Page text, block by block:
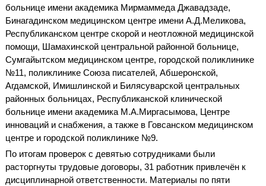
больнице имени академика Мирмаммеда Джавадзаде,
Бинагадинском медицинском центре имени А.Д.Меликова,
Республиканском центре скорой и неотложной медицинской
помощи, Шамахинской центральной районной больнице,
Сумгайытском медицинском центре, городской поликлинике
№11, поликлинике Союза писателей, Абшеронской,
Агдамской, Имишлинской и Билясуварской центральных
районных больницах, Республиканской клинической
больнице имени академика М.А.Миргасымова, Центре
инноваций и снабжения, а также в Говсанском медицинском
центре и городской поликлинике №9.
По итогам проверок с девятью сотрудниками были
расторгнуты трудовые договоры, 31 работник привлечён к
дисциплинарной ответственности. Материалы по пяти